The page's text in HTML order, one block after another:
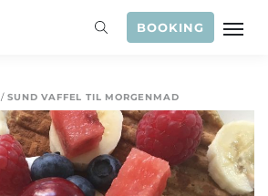
BOOKING
/SUND VAFFEL TIL MORGENMAD